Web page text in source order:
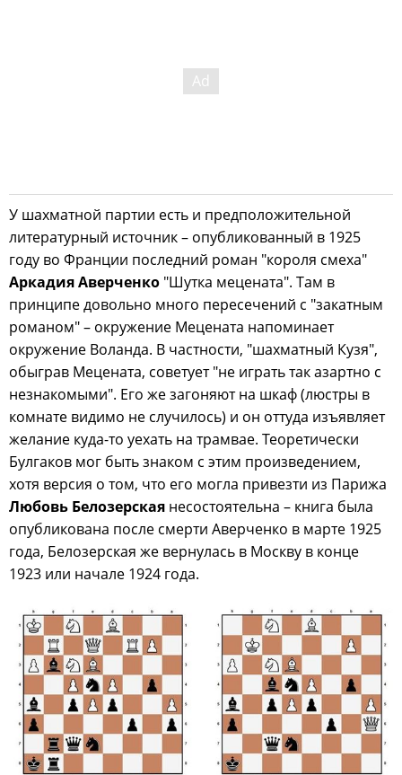
У шахматной партии есть и предположительной
литературный источник – опубликованный в 1925
году во Франции последний роман "короля смеха"
Аркадия Аверченко "Шутка мецената". Там в
принципе довольно много пересечений с "закатным
романом" – окружение Мецената напоминает
окружение Воланда. В частности, "шахматный Кузя",
обыграв Мецената, советует "не играть так азартно с
незнакомыми". Его же загоняют на шкаф (люстры в
комнате видимо не случилось) и он оттуда изъявляет
желание куда-то уехать на трамвае. Теоретически
Булгаков мог быть знаком с этим произведением,
хотя версия о том, что его могла привезти из Парижа
Любовь Белозерская несостоятельна – книга была
опубликована после смерти Аверченко в марте 1925
года, Белозерская же вернулась в Москву в конце
1923 или начале 1924 года.